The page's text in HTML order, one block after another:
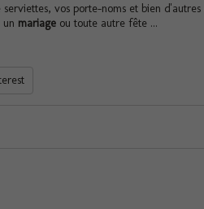
vos porte-noms et bien d'autres
mariageou toute autre fête ...